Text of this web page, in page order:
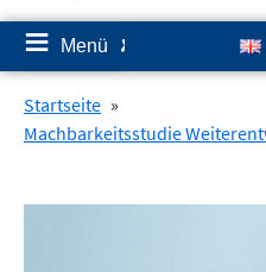
≡ Menü ✘
Startseite »
Machbarkeitsstudie